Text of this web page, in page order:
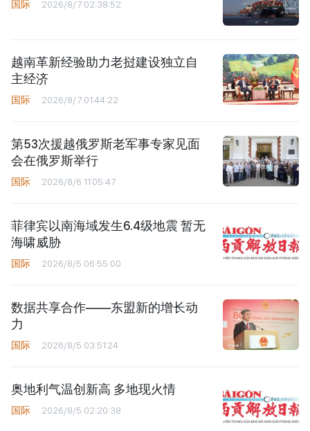
国际 2026/8/7 02:38:52
越南革新经验助力老挝建设独立自
主经济
国际 2026/8/7 01:44:22
第53次援越俄罗斯老军事专家见面
会在俄罗斯举行
国际 2026/8/6 11:05:47
菲律宾以南海域发生6.4级地震 暂无
海啸威胁
国际 2026/8/5 06:55:00
数据共享合作——东盟新的增长动
力
国际 2026/8/5 03:51:24
奥地利气温创新高 多地现火情
国际 2026/8/5 02:20:38